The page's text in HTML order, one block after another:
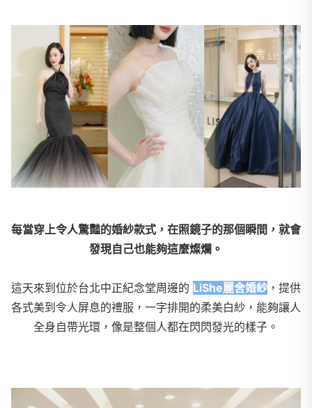
每當穿上令人驚豔的婚紗款式，在照鏡子的那個瞬間，就會
發現自己也能夠這麼燦爛。
這天來到位於台北中正紀念堂周邊的 LiShe麗舍婚紗 ，提供
各式美到令人屏息的禮服，一字排開的柔美白紗，能夠讓人
全身自帶光環，像是整個人都在閃閃發光的樣子。